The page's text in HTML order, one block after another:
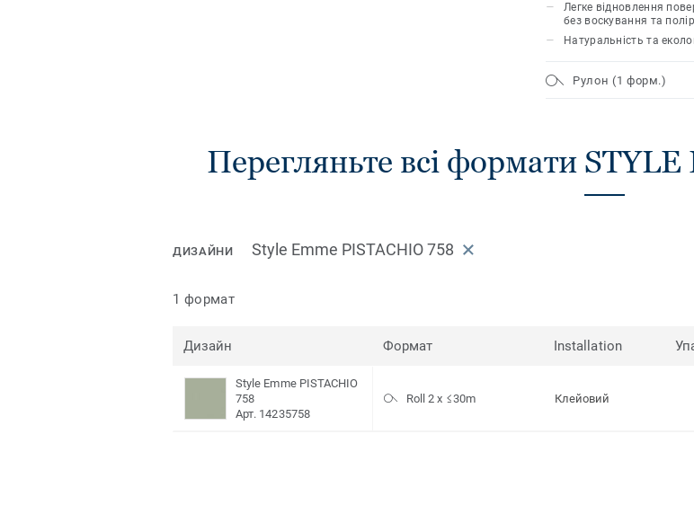
Легке відновлення
без воскування та
Натуральність та
Рулон (1 форм.)
Перегляньте всі формати
ДИЗАЙНИ Style Emme PISTACHIO 758
1 формат
Дизайн Формат Installation
Style Emme PISTACHIO
758
Арт. 14235758
Roll 2 x ≤30m Клейовий